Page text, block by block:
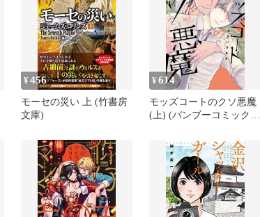
ション)
¥456
モーセの災い 上 (竹書房
文庫)
¥614
モッズコートのクソ悪魔
(上) (バンブーコミックス